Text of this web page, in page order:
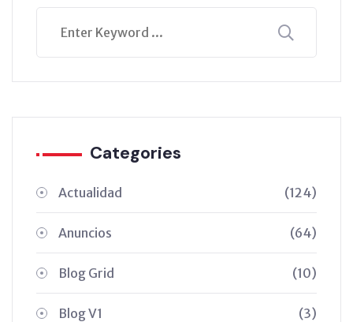
Categories
Actualidad (124)
Anuncios (64)
Blog Grid (10)
Blog V1 (3)